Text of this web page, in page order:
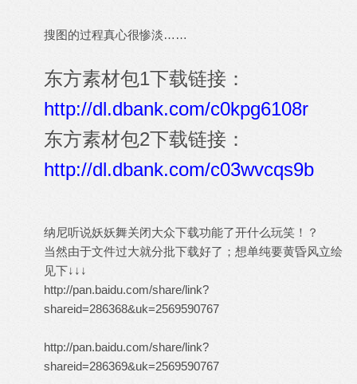
搜图的过程真心很惨淡……
东方素材包1下载链接：
http://dl.dbank.com/c0kpg6108r
东方素材包2下载链接：
http://dl.dbank.com/c03wvcqs9b
纳尼听说妖妖舞关闭大众下载功能了开什么玩笑！？
当然由于文件过大就分批下载好了；想单纯要黄昏风立绘
见下↓↓↓
http://pan.baidu.com/share/link?
shareid=286368&uk=2569590767
http://pan.baidu.com/share/link?
shareid=286369&uk=2569590767